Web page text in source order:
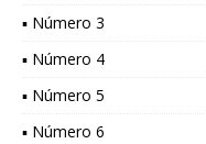
▪ Número 3
▪ Número 4
▪ Número 5
▪ Número 6